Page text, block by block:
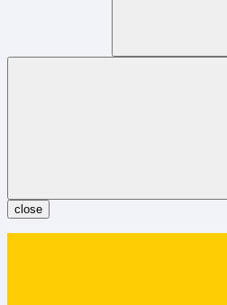
close